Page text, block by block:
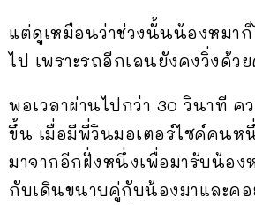
แต่ดูเหมือนว่าช่วงนั้นน้องหมาก็
ไป เพราะรถอีกเลนยังคงวิ่งด้ว
พอเวลาผ่านไปกว่า 30 วินาที ค
ขึ้น เมื่อมีพี่วินมอเตอร์ไซค์คนห
มาจากอีกฝั่งหนึ่งเพื่อมารับน้อง
กับเดินขนาบคู่กับน้องมาและค